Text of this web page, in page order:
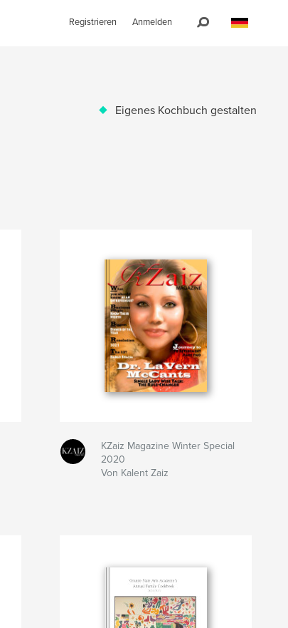
Registrieren Anmelden
Eigenes Kochbuch gestalten
KZaiz Magazine Winter Special
2020
Von Kalent Zaiz